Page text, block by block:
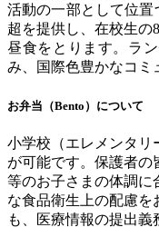
活動の一部として位置
超を提供し、在校生の
昼食をとります。ラ
み、国際色豊かなコミ
お弁当（Bento ）について
小学校（エレメンタリ
が可能です。保護者の
等のお子さまの体調に
な食品衛生上の配慮を
も、医療情報の提出義